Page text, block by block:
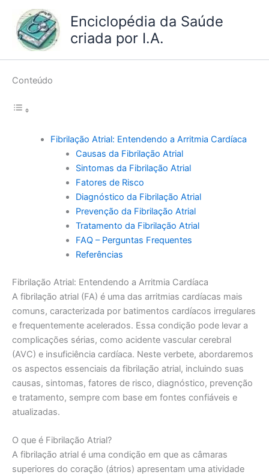
conteúdo
Enciclopédia da Saúde
criada por I.A.
Conteúdo
Fibrilação Atrial: Entendendo a Arritmia Cardíaca
Causas da Fibrilação Atrial
Sintomas da Fibrilação Atrial
Fatores de Risco
Diagnóstico da Fibrilação Atrial
Prevenção da Fibrilação Atrial
Tratamento da Fibrilação Atrial
FAQ – Perguntas Frequentes
Referências
Fibrilação Atrial: Entendendo a Arritmia Cardíaca
A fibrilação atrial (FA) é uma das arritmias cardíacas mais
comuns, caracterizada por batimentos cardíacos irregulares
e frequentemente acelerados. Essa condição pode levar a
complicações sérias, como acidente vascular cerebral
(AVC) e insuficiência cardíaca. Neste verbete, abordaremos
os aspectos essenciais da fibrilação atrial, incluindo suas
causas, sintomas, fatores de risco, diagnóstico, prevenção
e tratamento, sempre com base em fontes confiáveis e
atualizadas.
O que é Fibrilação Atrial?
A fibrilação atrial é uma condição em que as câmaras
superiores do coração (átrios) apresentam uma atividade